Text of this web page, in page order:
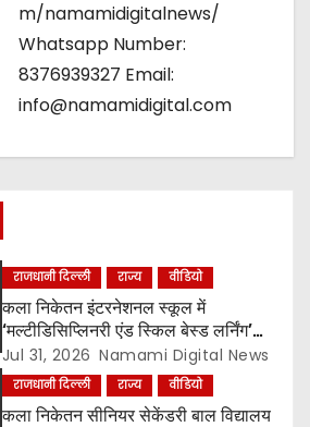
m/namamidigitalnews/
Whatsapp Number:
8376939327 Email:
info@namamidigital.com
राजधानी दिल्ली राज्य वीडियो
कला निकेतन इंटरनेशनल स्कूल में
‘मल्टीडिसिप्लिनरी एंड स्किल बेस्ड लर्निंग’
विषय पर शिक्षक सेमिनार आयोजित, टॉप-5
विजेताओं को किया गया सम्मानित
Jul 31, 2026 Namami Digital News
राजधानी दिल्ली राज्य वीडियो
कला निकेतन सीनियर सेकेंडरी बाल विद्यालय